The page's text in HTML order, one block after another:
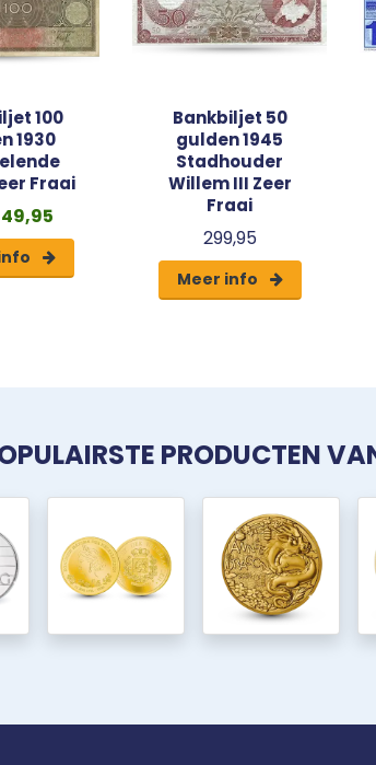
100
1930
Fraai
49,95
Bankbiljet 50
gulden 1945
Stadhouder
Willem III Zeer
Fraai
299,95
Meer info
PRODUCTEN